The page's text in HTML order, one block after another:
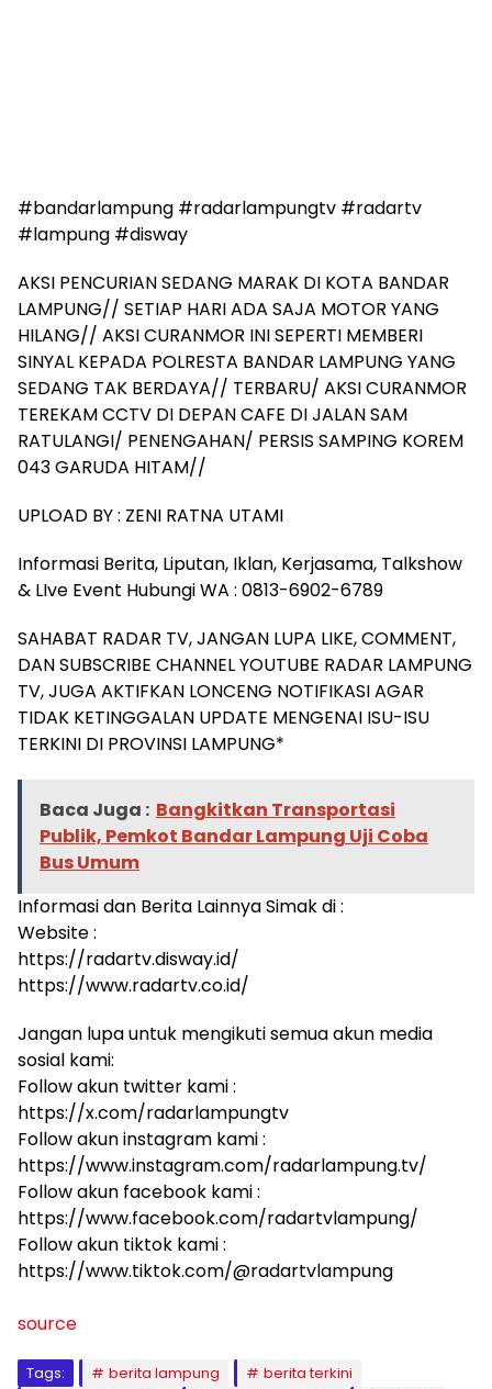
#bandarlampung #radarlampungtv #radartv
#lampung #disway
AKSI PENCURIAN SEDANG MARAK DI KOTA BANDAR
LAMPUNG// SETIAP HARI ADA SAJA MOTOR YANG
HILANG// AKSI CURANMOR INI SEPERTI MEMBERI
SINYAL KEPADA POLRESTA BANDAR LAMPUNG YANG
SEDANG TAK BERDAYA// TERBARU/ AKSI CURANMOR
TEREKAM CCTV DI DEPAN CAFE DI JALAN SAM
RATULANGI/ PENENGAHAN/ PERSIS SAMPING KOREM
043 GARUDA HITAM//
UPLOAD BY : ZENI RATNA UTAMI
Informasi Berita, Liputan, Iklan, Kerjasama, Talkshow
& LIve Event Hubungi WA : 0813-6902-6789
SAHABAT RADAR TV, JANGAN LUPA LIKE, COMMENT,
DAN SUBSCRIBE CHANNEL YOUTUBE RADAR LAMPUNG
TV, JUGA AKTIFKAN LONCENG NOTIFIKASI AGAR
TIDAK KETINGGALAN UPDATE MENGENAI ISU-ISU
TERKINI DI PROVINSI LAMPUNG*
Baca Juga : Bangkitkan Transportasi
Publik, Pemkot Bandar Lampung Uji Coba
Bus Umum
Informasi dan Berita Lainnya Simak di :
Website :
https://radartv.disway.id/
https://www.radartv.co.id/
Jangan lupa untuk mengikuti semua akun media
sosial kami:
Follow akun twitter kami :
https://x.com/radarlampungtv
Follow akun instagram kami :
https://www.instagram.com/radarlampung.tv/
Follow akun facebook kami :
https://www.facebook.com/radartvlampung/
Follow akun tiktok kami :
https://www.tiktok.com/@radartvlampung
source
Tags: berita lampung
berita terkini